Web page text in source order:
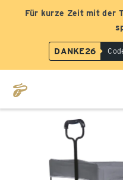
Für kurze Zeit mit der
DANKE26